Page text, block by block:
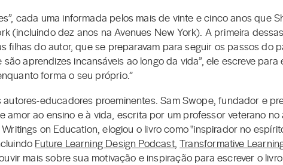
cada uma informada pelos mais de vinte e cinco anos que
(incluindo dez anos na Avenues New York). A primeira
filhas do autor, que se preparavam para seguir os passos do
aprendizes incansáveis ao longo da vida”, ele escreve para
forma o seu próprio.”
educadores proeminentes. Sam Swope, fundador e
ao ensino e à vida, escrita por um professor veterano no
on Education, elogiou o livro como "inspirador no
Future Learning Design Podcast,Transformative
mais sobre sua motivação e inspiração para escrever o livro